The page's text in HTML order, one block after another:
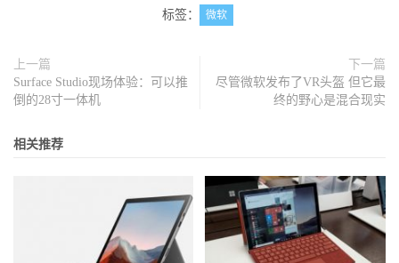
标签： 微软
上一篇
Surface Studio现场体验：可以推
倒的28寸一体机
下一篇
尽管微软发布了VR头盔 但它最
终的野心是混合现实
相关推荐